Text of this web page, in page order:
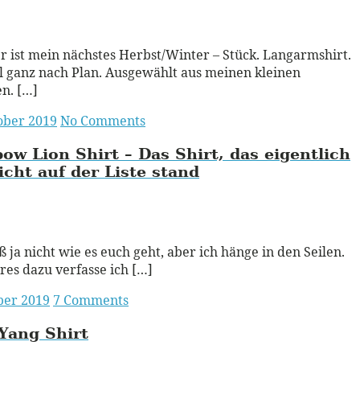
ist mein nächstes Herbst/Winter – Stück. Langarmshirt.
ganz nach Plan. Ausgewählt aus meinen kleinen
[…]
2019 No Comments
Lion Shirt – Das Shirt, das eigentlich
auf der Liste stand
ja nicht wie es euch geht, aber ich hänge in den Seilen.
dazu verfasse ich […]
2019 7 Comments
Shirt